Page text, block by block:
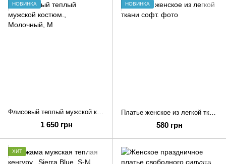
НОВИНКА
1 650 грн
НОВИНКА
580 грн
ХИТ